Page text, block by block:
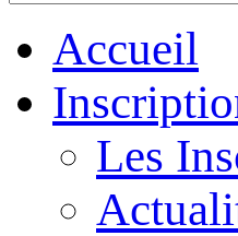
Accueil
Les